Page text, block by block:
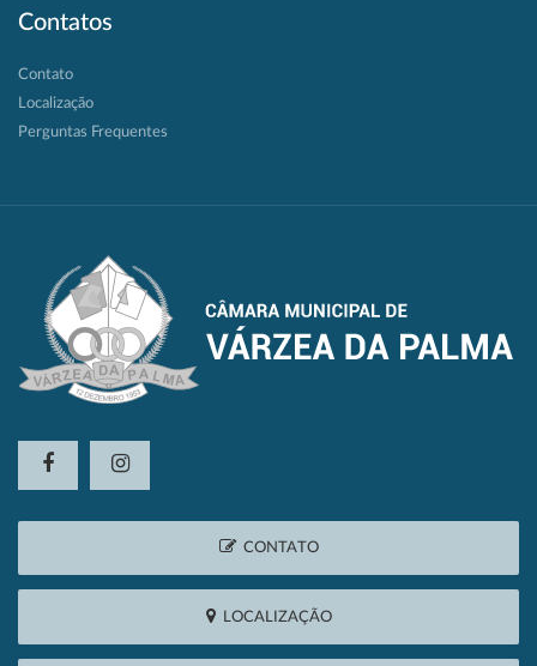
Contatos
Contato
Localização
Perguntas Frequentes
CONTATO
LOCALIZAÇÃO